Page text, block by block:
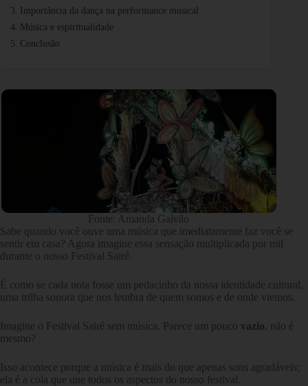
Importância da dança na performance musical
Música e espiritualidade
Conclusão
Fonte: Amanda Galvão
Sabe quando você ouve uma música que imediatamente faz você se
sentir em casa? Agora imagine essa sensação multiplicada por mil
durante o nosso Festival Sairé.
É como se cada nota fosse um pedacinho da nossa identidade cultural,
uma trilha sonora que nos lembra de quem somos e de onde viemos.
Imagine o Festival Sairé sem música. Parece um pouco vazio , não é
mesmo?
Isso acontece porque a música é mais do que apenas sons agradáveis;
ela é a cola que une todos os aspectos do nosso festival.